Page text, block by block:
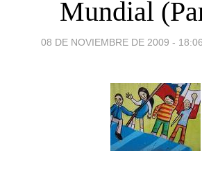
Mundial
08 DE NOVIEMBRE DE 2009 - 18:06